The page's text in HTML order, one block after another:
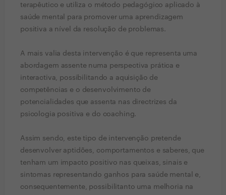
terapêutico e utiliza o método pedagógico aplicado à
saúde mental para promover uma aprendizagem
positiva a nível da resolução de problemas.​
A mais valia desta intervenção é que representa uma
abordagem assente numa perspectiva prática e
interactiva, possibilitando a aquisição de
competências e o desenvolvimento de
potencialidades que assenta nas directrizes da
psicologia positiva e do coaching.
Assim sendo, este tipo de intervenção pretende
desenvolver aptidões, comportamentos e saberes, que
tenham um impacto positivo nas queixas, sinais e
sintomas representando ganhos para saúde mental e,
consequentemente, possibilitanto uma melhoria na